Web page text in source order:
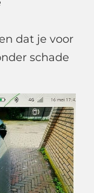
dat je voor
schade